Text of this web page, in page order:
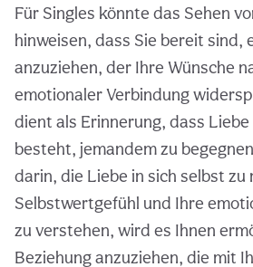
Für Singles könnte das Sehen
hinweisen, dass Sie bereit sind,
anzuziehen, der Ihre Wünsche
emotionaler Verbindung
dient als Erinnerung, dass
besteht, jemandem zu
darin, die Liebe in sich selbst zu
Selbstwertgefühl und Ihre
zu verstehen, wird es Ihnen
Beziehung anzuziehen, die mit